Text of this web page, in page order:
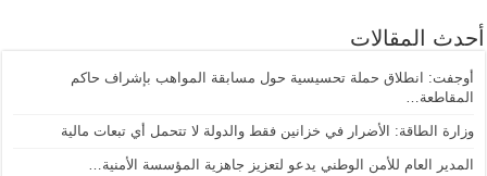
أحدث المقالات
أوجفت: انطلاق حملة تحسيسية حول مسابقة المواهب بإشراف حاكم
المقاطعة…
وزارة الطاقة: الأضرار في خزانين فقط والدولة لا تتحمل أي تبعات مالية
المدير العام للأمن الوطني يدعو لتعزيز جاهزية المؤسسة الأمنية…